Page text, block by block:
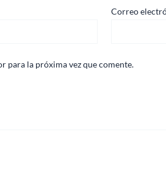
Correo
para la próxima vez que comente.